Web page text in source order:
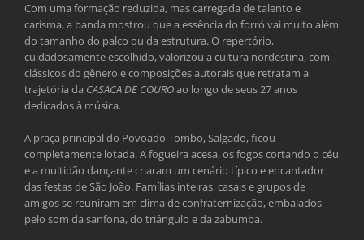
Com uma formação reduzida, mas carregada de talento e
carisma, a banda mostrou que a essência do forró vai muito além
do tamanho do palco ou da estrutura. O repertório,
cuidadosamente escolhido, valorizou a cultura nordestina, com
clássicos do gênero e composições autorais que retratam a
trajetória da CASACA DE COUROao longo de seus 27 anos
dedicados à música.
A praça principal do Povoado Tombo, Salgado, ficou
completamente lotada. A fogueira acesa, os fogos cortando o céu
e a multidão dançante criaram um cenário típico e encantador
das festas de São João. Famílias inteiras, casais e grupos de
amigos se reuniram em clima de confraternização, embalados
pelo som da sanfona, do triângulo e da zabumba.